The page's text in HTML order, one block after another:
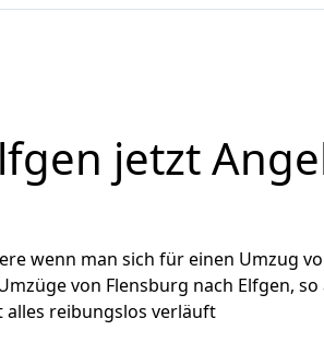
jetzt
wenn man sich für einen Umzug
von Flensburg nach Elfgen,
alles reibungslos verläuft